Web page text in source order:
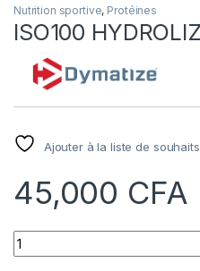
Nutrition sportive, Protéines
ISO100
Ajouter à la liste de souhaits
45,000 CFA
Quantity